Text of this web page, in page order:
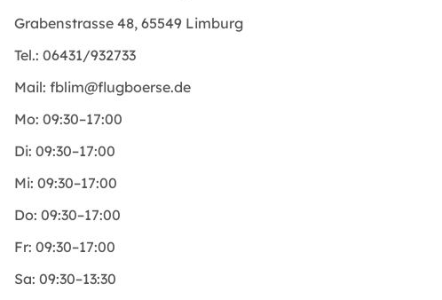
Grabenstrasse 48, 65549 Limburg
Tel.: 06431/932733
Mail: fblim@flugboerse.de
Mo: 09:30–17:00
Di: 09:30–17:00
Mi: 09:30–17:00
Do: 09:30–17:00
Fr: 09:30–17:00
Sa: 09:30–13:30